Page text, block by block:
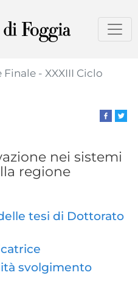
to
Finale - XXXIII Ciclo
nei sistemi
regione
tesi di Dottorato
svolgimento